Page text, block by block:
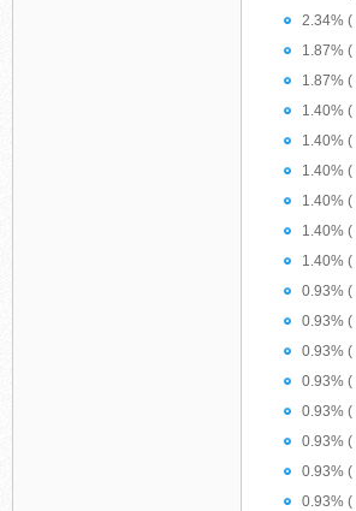
2.34% (
1.87% (
1.87% (
1.40%
1.40%
1.40%
1.40% (
1.40% (
1.40% (
0.93% (
0.93% (
0.93% (
0.93%
0.93% (
0.93% (
0.93% (
0.93% (